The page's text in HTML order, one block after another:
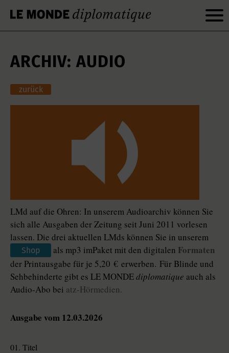
ARCHIV: AUDIO
zurück
LMd auf die Ohren: In unserem Audioarchiv können Sie
sich alle Ausgaben der Zeitung seit Juni 2011 vorlesen
lassen. Die drei aktuellen LMds können Sie in unserem
Shop als mp3 imPaket mit den digitalen Formaten
der Printausgabe für je 5,20 € erwerben. Für Blinde und
Sehbehinderte gibt es LE MONDEdiplomatique auch als
Audio-Abo bei atz-Hörmedien.
Ausgabe vom 12.03.2026
01. Titel